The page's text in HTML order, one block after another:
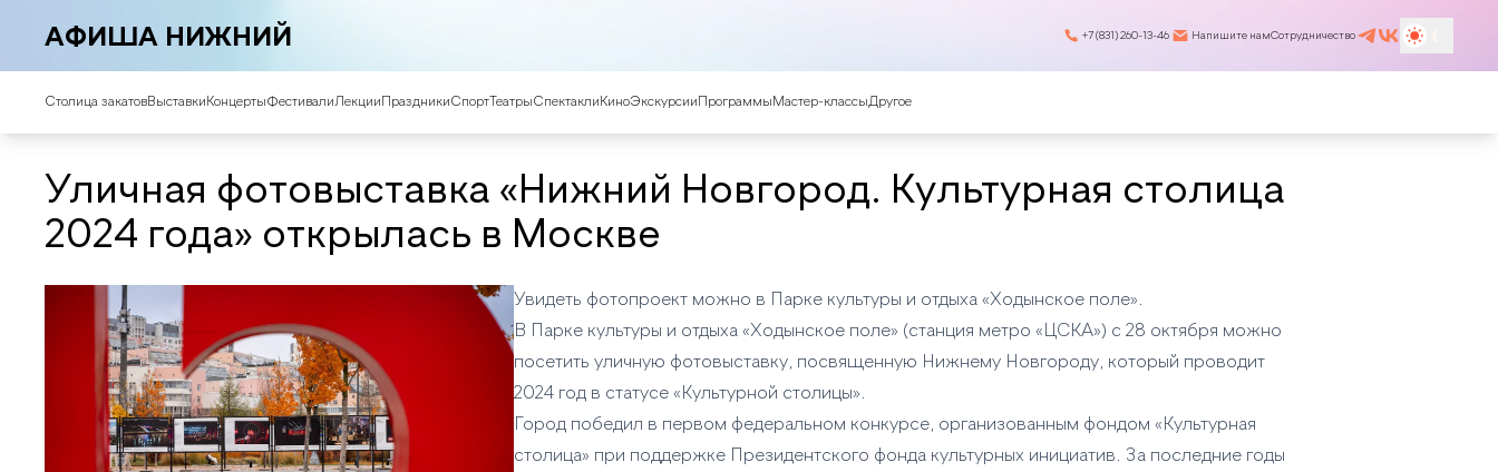
АФИША НИЖНИЙ +7 (831) 260-13-46 Напишите намСотрудничество
Столица закатовВыставкиКонцертыФестивалиЛекции ПраздникиСпорт ТеатрыСпектаклиКиноЭкскурсии Программы Мастер-классыДругое
Уличная фотовыставка «Нижний Новгород. Культурная столица
2024 года» открылась в Москве
Увидеть фотопроект можно в Парке культуры и отдыха «Ходынское поле».
В Парке культуры и отдыха «Ходынское поле» (станция метро «ЦСКА») с 28 октября можно
посетить уличную фотовыставку, посвященную Нижнему Новгороду, который проводит
2024 год в статусе «Культурной столицы».
Город победил в первом федеральном конкурсе, организованным фондом «Культурная
столица» при поддержке Президентского фонда культурных инициатив. За последние годы